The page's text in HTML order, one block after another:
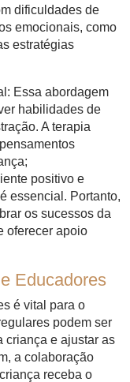
dificuldades de
emocionais, como
estratégias
Essa abordagem
habilidades de
A terapia
positivo e
essencial. Portanto,
os sucessos da
oferecer apoio
Educadores
é vital para o
podem ser
criança e ajustar as
a colaboração
receba o